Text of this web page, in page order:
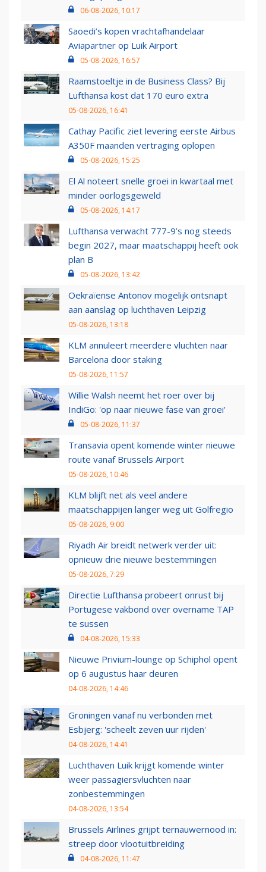
06-08-2026, 10:17
Saoedi’s kopen vrachtafhandelaar
Aviapartner op Luik Airport
05-08-2026, 16:57
Raamstoeltje in de Business Class? Bij
Lufthansa kost dat 170 euro extra
05-08-2026, 16:41
Cathay Pacific ziet levering eerste Airbus
A350F maanden vertraging oplopen
05-08-2026, 15:25
El Al noteert snelle groei in kwartaal met
minder oorlogsgeweld
05-08-2026, 14:17
Lufthansa verwacht 777-9’s nog steeds
begin 2027, maar maatschappij heeft ook
plan B
05-08-2026, 13:42
Oekraïense Antonov mogelijk ontsnapt
aan aanslag op luchthaven Leipzig
05-08-2026, 13:18
KLM annuleert meerdere vluchten naar
Barcelona door staking
05-08-2026, 11:57
Willie Walsh neemt het roer over bij
IndiGo: 'op naar nieuwe fase van groei'
05-08-2026, 11:37
Transavia opent komende winter nieuwe
route vanaf Brussels Airport
05-08-2026, 10:46
KLM blijft net als veel andere
maatschappijen langer weg uit Golfregio
05-08-2026, 9:00
Riyadh Air breidt netwerk verder uit:
opnieuw drie nieuwe bestemmingen
05-08-2026, 7:29
Directie Lufthansa probeert onrust bij
Portugese vakbond over overname TAP
te sussen
04-08-2026, 15:33
Nieuwe Privium-lounge op Schiphol opent
op 6 augustus haar deuren
04-08-2026, 14:46
Groningen vanaf nu verbonden met
Esbjerg: 'scheelt zeven uur rijden'
04-08-2026, 14:41
Luchthaven Luik krijgt komende winter
weer passagiersvluchten naar
zonbestemmingen
04-08-2026, 13:54
Brussels Airlines grijpt ternauwernood in:
streep door vlootuitbreiding
04-08-2026, 11:47